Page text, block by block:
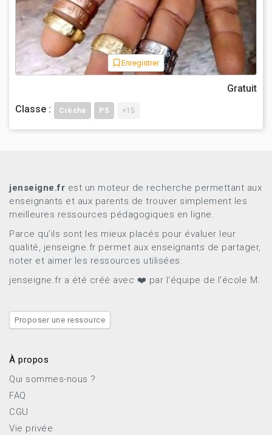
Enregistrer
Gratuit
Classe :
Crèche PS +15
jenseigne.fr est un moteur de recherche permettant aux
enseignants et aux parents de trouver simplement les
meilleures ressources pédagogiques en ligne.
Parce qu’ils sont les mieux placés pour évaluer leur
qualité, jenseigne.fr permet aux enseignants de partager,
noter et aimer les ressources utilisées.
jenseigne.fr a été créé avec ❤️ par l'équipe de l'école M.
Proposer une ressource
À propos
Qui sommes-nous ?
FAQ
CGU
Vie privée